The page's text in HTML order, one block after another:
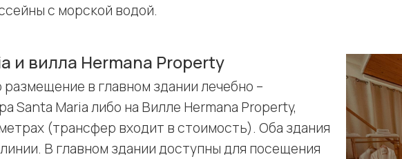
с морской водой.
и вилла Hermana Property
в главном здании лечебно –
Santa Maria либо на Вилле Hermana Property,
(трансфер входит в стоимость). Оба здания
В главном здании доступны для посещения